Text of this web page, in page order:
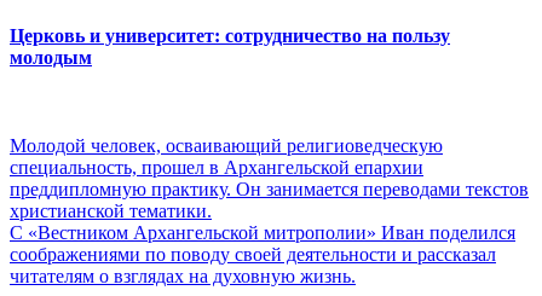
Церковь и университет: сотрудничество на пользу
молодым
Молодой человек, осваивающий религиоведческую
специальность, прошел в Архангельской епархии
преддипломную практику. Он занимается переводами текстов
христианской тематики.
С «Вестником Архангельской митрополии» Иван поделился
соображениями по поводу своей деятельности и рассказал
читателям о взглядах на духовную жизнь.